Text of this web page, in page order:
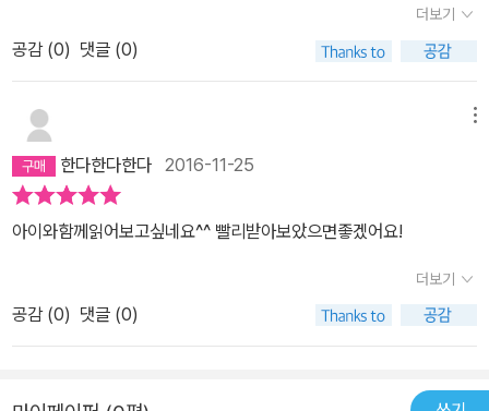
기도 하고요즘 아파트 가득한 동네에 대한 반작용으로옛날 동네를 그
리워하는 맘을 그리며 지어낸 이야기이기도 하죠. 동화책 내용 자체
도 탄탄한 스토리로 흠뻑 빠져들게 하지만뒤에 쓴 작가의 말에 큰 울
대로 묻어납니다.'우리 틈틈히 , 열심히 놀아요' 라고 말하는데요즘 부
모로써 쉽지 않지요.하지만 그 나이대의 아이들은 예전에도 그랬고
사실은 지금도 놀이를 통해 한뼘한뼘 자란다는 사실은 부정하기 어렵
터나 교육을 빙자한 각종 체험학습장에서 놀이마저 어른들의 시선과
과 없는 장난감을 각종 창작자연물로 만들어서 놀던 그 때의 놀이를
더보기
공감 (0) 댓글 (0)
한다한다한다 2016-11-25
아이와함께읽어보고싶네요^^ 빨리받아보았으면좋겠어요!
더보기
공감 (0) 댓글 (0)